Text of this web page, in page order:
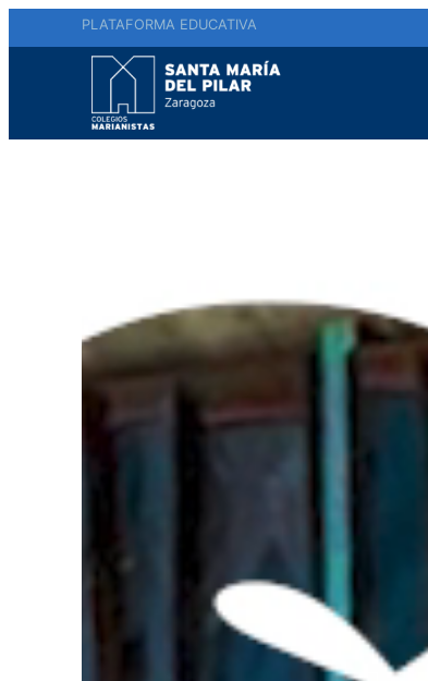
PLATAFORMA EDUCATIVA